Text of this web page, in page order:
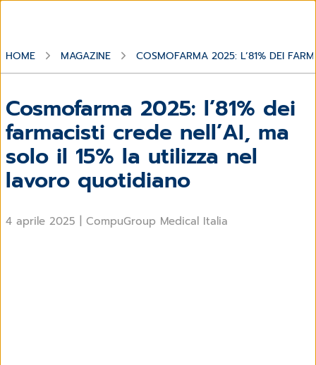
HOME MAGAZINE COSMOFARMA 2025: L’81% DEI
Cosmofarma 2025: l’81% dei
farmacisti crede nell’AI, ma
solo il 15% la utilizza nel
lavoro quotidiano
4 aprile 2025 CompuGroup Medical Italia